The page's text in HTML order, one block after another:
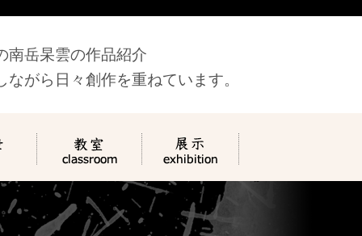
南岳杲雲の作品紹介
がら日々創作を重ねています。